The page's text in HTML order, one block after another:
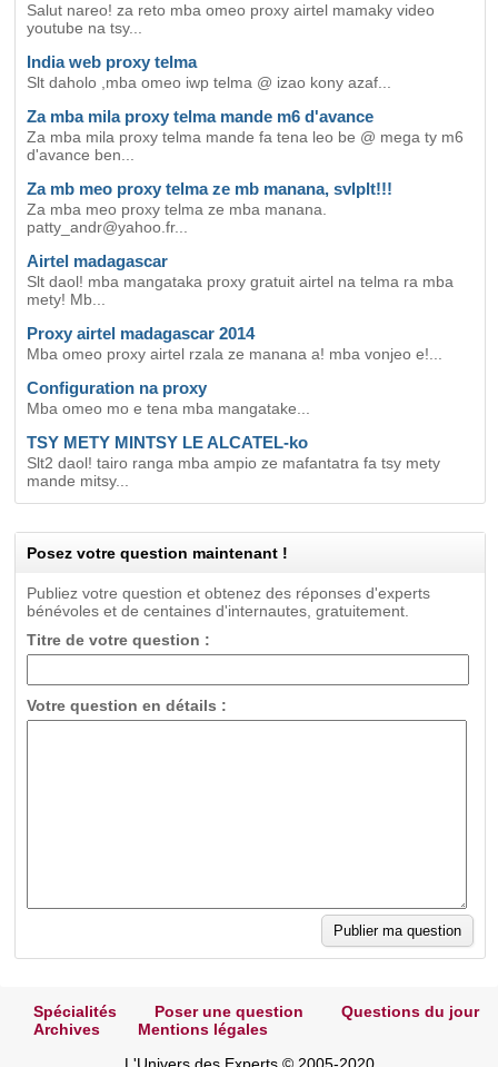
Salut nareo! za reto mba omeo proxy airtel mamaky video
youtube na tsy...
India web proxy telma
Slt daholo ,mba omeo iwp telma @ izao kony azaf...
Za mba mila proxy telma mande m6 d'avance
Za mba mila proxy telma mande fa tena leo be @ mega ty m6
d'avance ben...
Za mb meo proxy telma ze mb manana, svlplt!!!
Za mba meo proxy telma ze mba manana.
patty_andr@yahoo.fr...
Airtel madagascar
Slt daol! mba mangataka proxy gratuit airtel na telma ra mba
mety! Mb...
Proxy airtel madagascar 2014
Mba omeo proxy airtel rzala ze manana a! mba vonjeo e!...
Configuration na proxy
Mba omeo mo e tena mba mangatake...
TSY METY MINTSY LE ALCATEL-ko
Slt2 daol! tairo ranga mba ampio ze mafantatra fa tsy mety
mande mitsy...
Posez votre question maintenant !
Publiez votre question et obtenez des réponses d'experts
bénévoles et de centaines d'internautes, gratuitement.
Titre de votre question :
Votre question en détails :
Spécialités Poser une question
Questions du jour
Archives
Mentions légales
L'Univers des Experts © 2005-2020